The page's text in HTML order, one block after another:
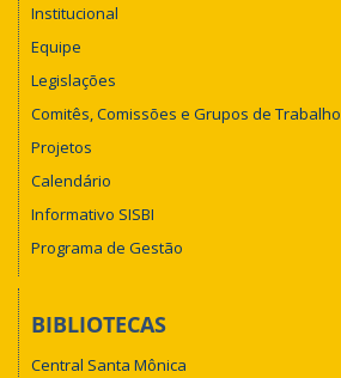
Institucional
Equipe
Legislações
Comitês, Comissões e Grupos de Trabalho
Projetos
Calendário
Informativo SISBI
Programa de Gestão
BIBLIOTECAS
Central Santa Mônica